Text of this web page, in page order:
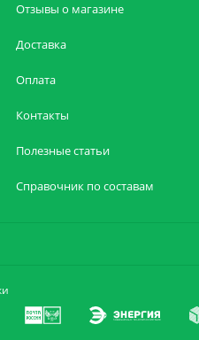
Отзывы о магазине
Доставка
Оплата
Контакты
Полезные статьи
Справочник по составам